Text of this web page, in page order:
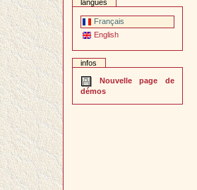
langues
Français
English
infos
Nouvelle page de
démos